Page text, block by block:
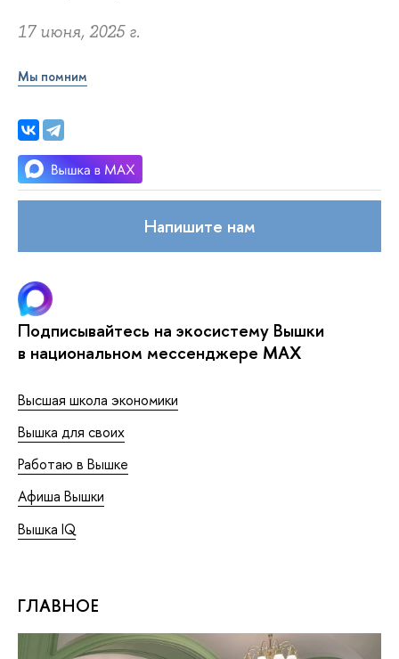
17 июня, 2025 г.
Мы помним
Напишите нам
Подписывайтесь на экосистему Вышки
в национальном мессенджере MAX
Высшая школа экономики
Вышка для своих
Работаю в Вышке
Афиша Вышки
Вышка IQ
ГЛАВНОЕ